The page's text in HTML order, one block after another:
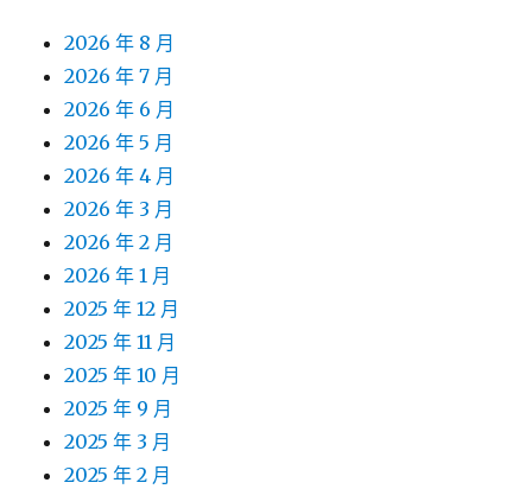
2026 年 8 月
2026 年 7 月
2026 年 6 月
2026 年 5 月
2026 年 4 月
2026 年 3 月
2026 年 2 月
2026 年 1 月
2025 年 12 月
2025 年 11 月
2025 年 10 月
2025 年 9 月
2025 年 3 月
2025 年 2 月